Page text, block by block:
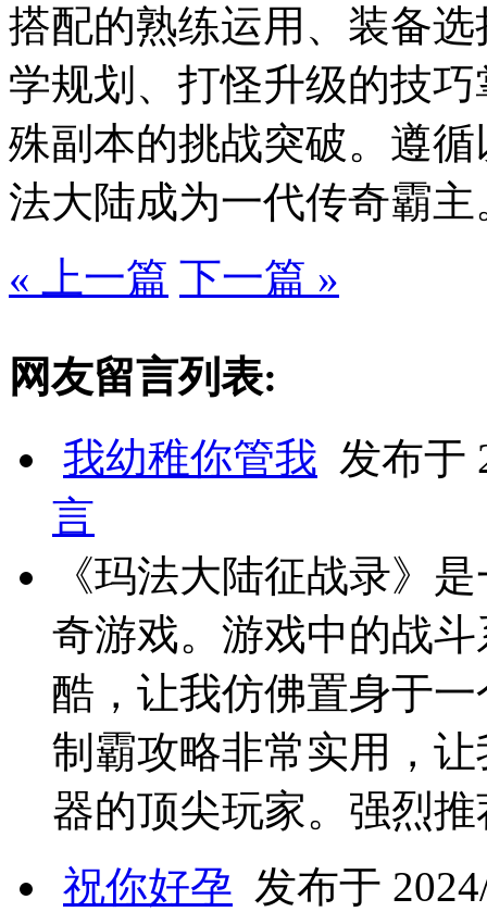
搭配的熟练运用、装备
学规划、打怪升级的技
殊副本的挑战突破。遵
法大陆成为一代传奇霸主
« 上一篇 下一篇 »
网友留言列表:
我幼稚你管我 发布于
言
《玛法大陆征战录》
奇游戏。游戏中的战
酷，让我仿佛置身于
制霸攻略非常实用，
器的顶尖玩家。强烈
祝你好孕 发布于